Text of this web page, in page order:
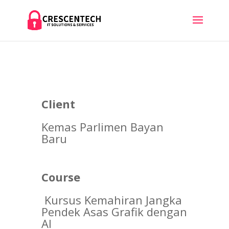
crescentech|
Client
Kemas Parlimen Bayan
Baru
Course
Kursus Kemahiran Jangka
Pendek Asas Grafik dengan
AI